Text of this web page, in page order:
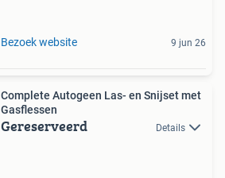
Bezoek website 9 jun 26
Complete Autogeen Las- en Snijset met
Gasflessen
Gereserveerd Details